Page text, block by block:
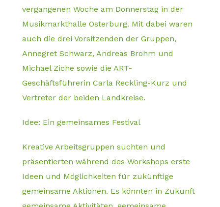
vergangenen Woche am Donnerstag in der
Musikmarkthalle Osterburg. Mit dabei waren
auch die drei Vorsitzenden der Gruppen,
Annegret Schwarz, Andreas Brohm und
Michael Ziche sowie die ART-
Geschäftsführerin Carla Reckling-Kurz und
Vertreter der beiden Landkreise.
Idee: Ein gemeinsames Festival
Kreative Arbeitsgruppen suchten und
präsentierten während des Workshops erste
Ideen und Möglichkeiten für zukünftige
gemeinsame Aktionen. Es könnten in Zukunft